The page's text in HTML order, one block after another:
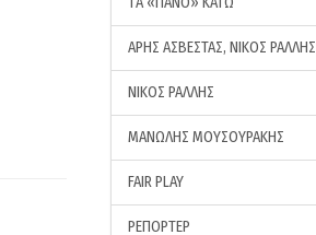
ΑΡΗΣ ΑΣΒΕΣΤΑΣ, ΝΙΚΟΣ ΡΑΛΛΗΣ
ΝΙΚΟΣ ΡΑΛΛΗΣ
ΜΑΝΩΛΗΣ ΜΟΥΣΟΥΡΑΚΗΣ
FAIR PLAY
ΡΕΠΟΡΤΕΡ